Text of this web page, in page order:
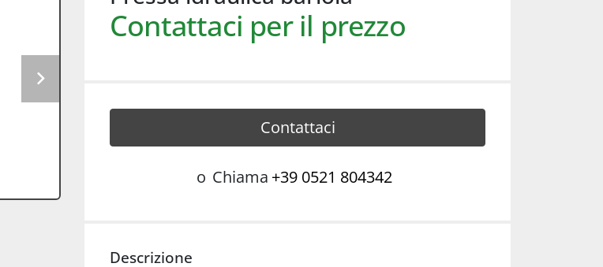
Contattaci per il prezzo
Contattaci
o Chiama +39 0521 804342
Descrizione